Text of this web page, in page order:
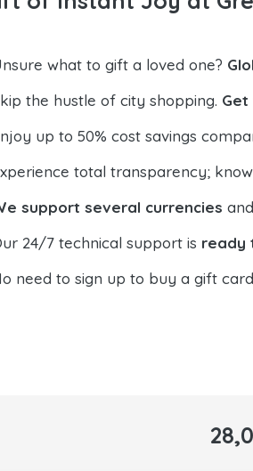
what to gift a loved one?
the hustle of city shopping.
up to 50% cost savings
total transparency;
support several currencies
24/7 technical support is ready
need to sign up to buy a gift